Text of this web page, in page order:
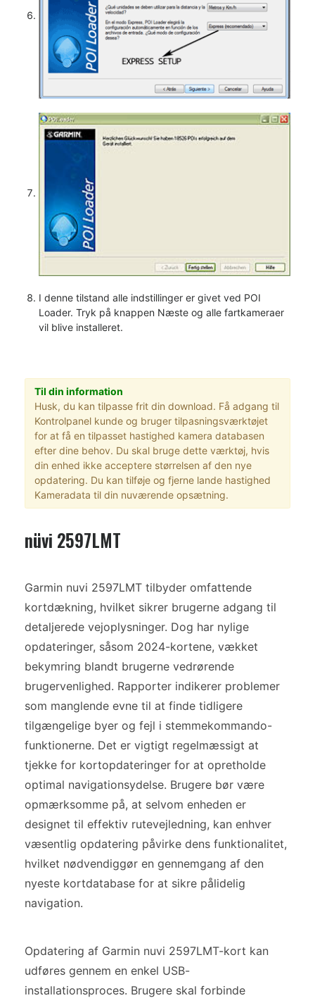
I denne tilstand alle indstillinger er givet ved POI
Loader. Tryk på knappen Næste og alle fartkameraer
vil blive installeret.
Til din information
Husk, du kan tilpasse frit din download. Få adgang til
Kontrolpanel kunde og bruger tilpasningsværktøjet
for at få en tilpasset hastighed kamera databasen
efter dine behov. Du skal bruge dette værktøj, hvis
din enhed ikke acceptere størrelsen af den nye
opdatering. Du kan tilføje og fjerne lande hastighed
Kameradata til din nuværende opsætning.
nüvi 2597LMT
Garmin nuvi 2597LMT tilbyder omfattende
kortdækning, hvilket sikrer brugerne adgang til
detaljerede vejoplysninger. Dog har nylige
opdateringer, såsom 2024-kortene, vækket
bekymring blandt brugerne vedrørende
brugervenlighed. Rapporter indikerer problemer
som manglende evne til at finde tidligere
tilgængelige byer og fejl i stemmekommando-
funktionerne. Det er vigtigt regelmæssigt at
tjekke for kortopdateringer for at opretholde
optimal navigationsydelse. Brugere bør være
opmærksomme på, at selvom enheden er
designet til effektiv rutevejledning, kan enhver
væsentlig opdatering påvirke dens funktionalitet,
hvilket nødvendiggør en gennemgang af den
nyeste kortdatabase for at sikre pålidelig
navigation.
Opdatering af Garmin nuvi 2597LMT-kort kan
udføres gennem en enkel USB-
installationsproces. Brugere skal forbinde